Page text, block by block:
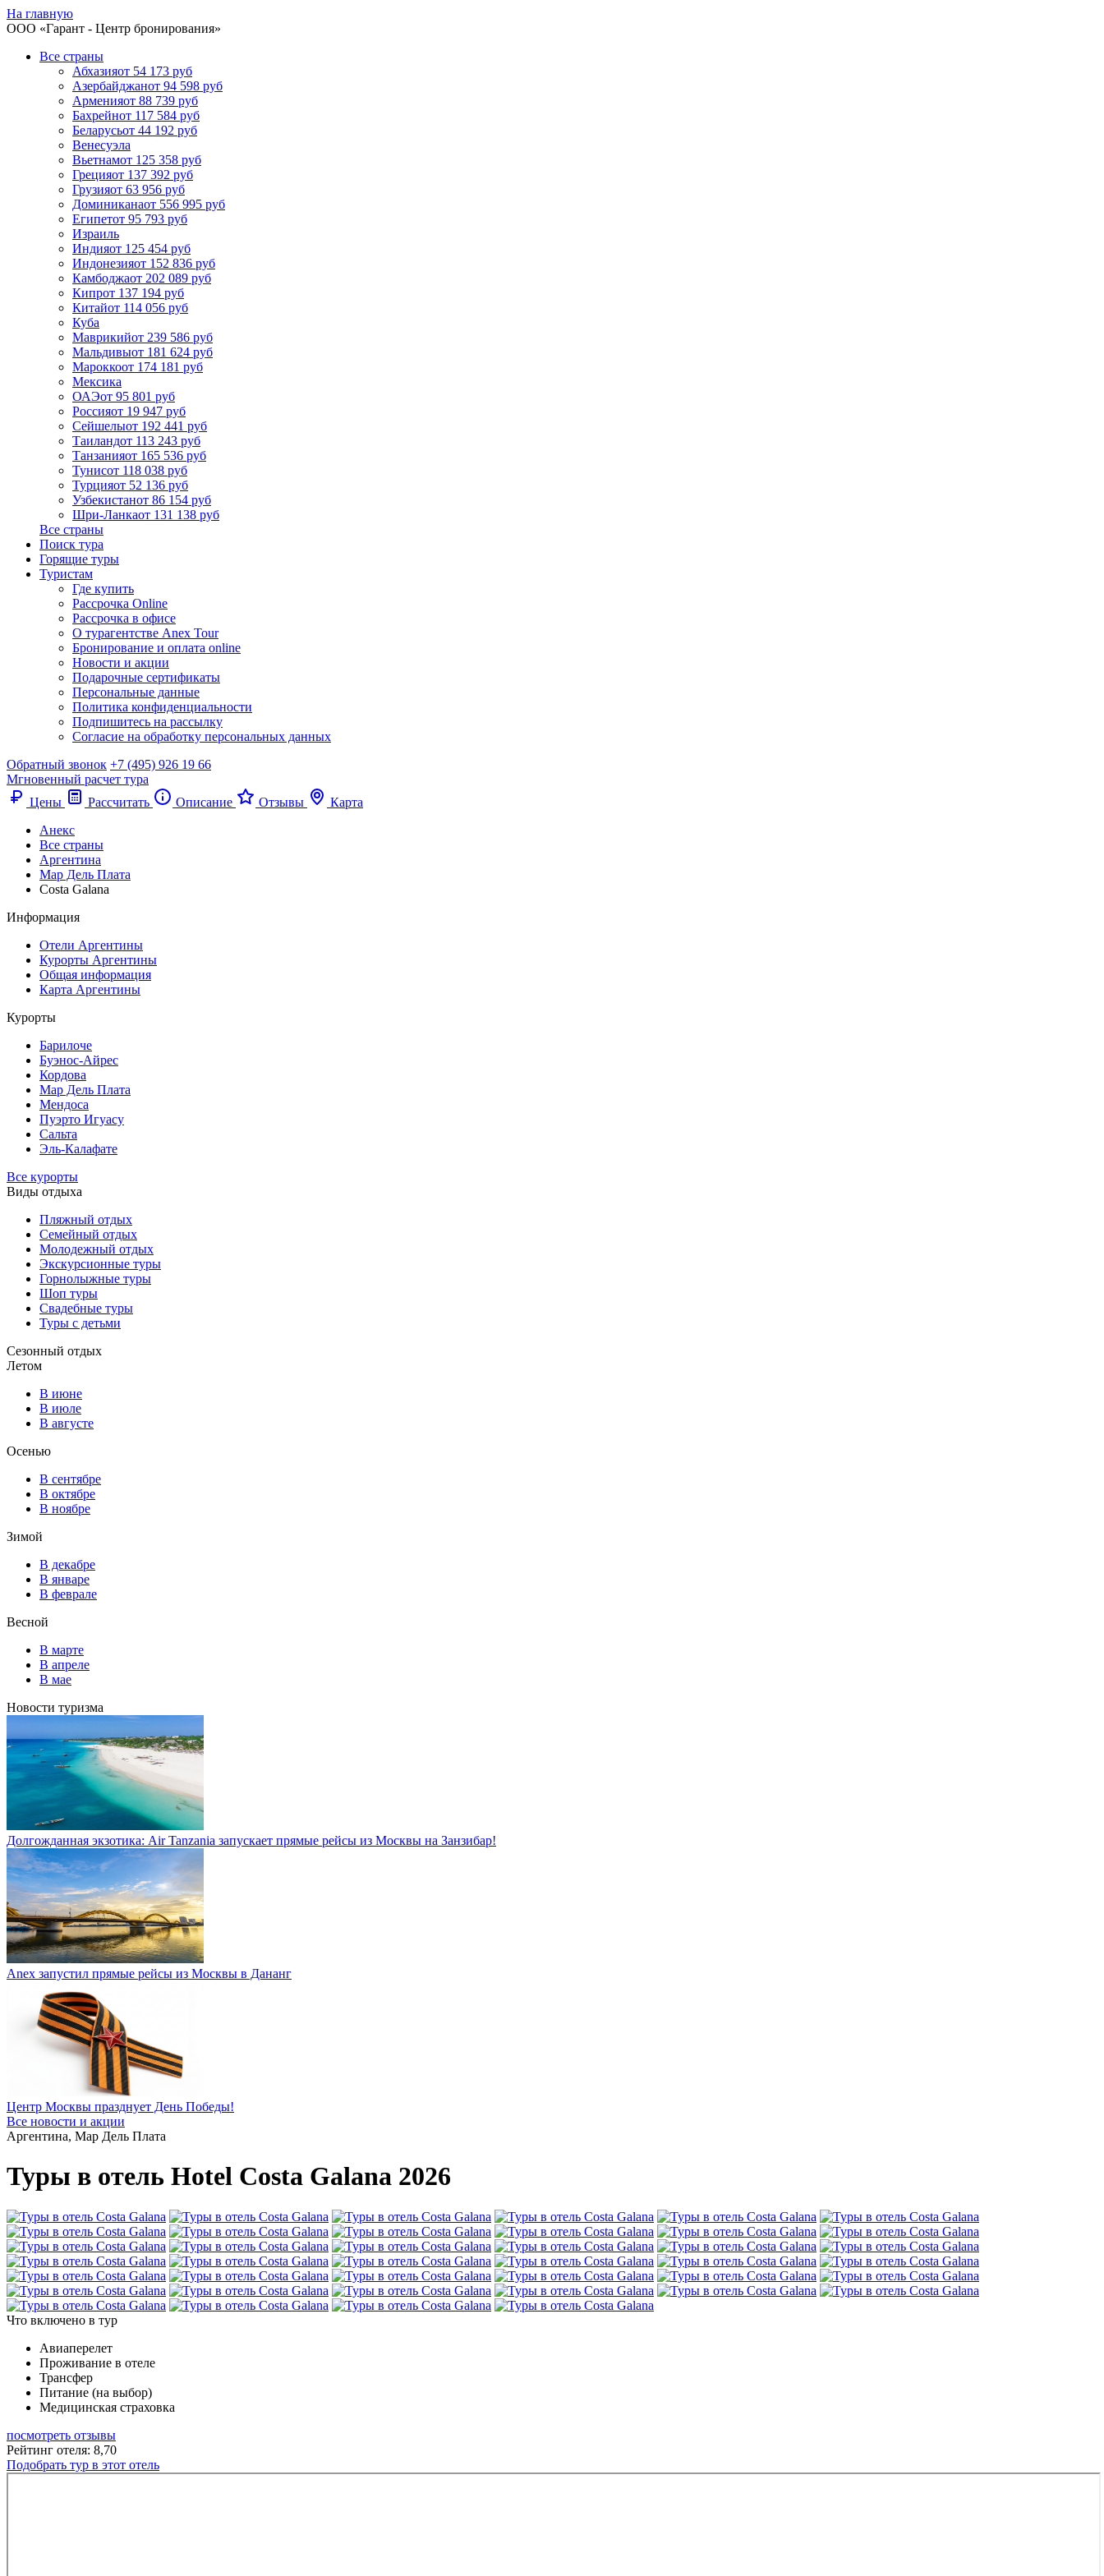
На главную
ООО «Гарант - Центр бронирования»
Все страны
Абхазияот 54 173 руб
Азербайджанот 94 598 руб
Арменияот 88 739 руб
Бахрейнот 117 584 руб
Беларусьот 44 192 руб
Венесуэла
Вьетнамот 125 358 руб
Грецияот 137 392 руб
Грузияот 63 956 руб
Доминиканаот 556 995 руб
Египетот 95 793 руб
Израиль
Индияот 125 454 руб
Индонезияот 152 836 руб
Камбоджаот 202 089 руб
Кипрот 137 194 руб
Китайот 114 056 руб
Куба
Маврикийот 239 586 руб
Мальдивыот 181 624 руб
Мароккоот 174 181 руб
Мексика
ОАЭот 95 801 руб
Россияот 19 947 руб
Сейшелыот 192 441 руб
Таиландот 113 243 руб
Танзанияот 165 536 руб
Тунисот 118 038 руб
Турцияот 52 136 руб
Узбекистанот 86 154 руб
Шри-Ланкаот 131 138 руб
Все страны
Поиск тура
Горящие туры
Туристам
Где купить
Рассрочка Online
Рассрочка в офисе
О турагентстве Anex Tour
Бронирование и оплата online
Новости и акции
Подарочные сертификаты
Персональные данные
Политика конфиденциальности
Подпишитесь на рассылку
Согласие на обработку персональных данных
Обратный звонок +7 (495) 926 19 66
Мгновенный расчет тура
Цены
Рассчитать Описание Отзывы
Карта
Анекс
Все страны
Аргентина
Мар Дель Плата
Costa Galana
Информация
Отели Аргентины
Курорты Аргентины
Общая информация
Карта Аргентины
Курорты
Барилоче
Буэнос-Айрес
Кордова
Мар Дель Плата
Мендоса
Пуэрто Игуасу
Сальта
Эль-Калафате
Все курорты
Виды отдыха
Пляжный отдых
Семейный отдых
Молодежный отдых
Экскурсионные туры
Горнолыжные туры
Шоп туры
Свадебные туры
Туры с детьми
Сезонный отдых
Летом
В июне
В июле
В августе
Осенью
В сентябре
В октябре
В ноябре
Зимой
В декабре
В январе
В феврале
Весной
В марте
В апреле
В мае
Новости туризма
Долгожданная экзотика: Air Tanzania запускает прямые рейсы из Москвы на Занзибар!
Anex запустил прямые рейсы из Москвы в Дананг
Центр Москвы празднует День Победы!
Все новости и акции
Аргентина, Мар Дель Плата
Туры в отель Hotel Costa Galana 2026
Что включено в тур
Авиаперелет
Проживание в отеле
Трансфер
Питание (на выбор)
Медицинская страховка
посмотреть отзывы
Рейтинг отеля: 8,70
Подобрать тур в этот отель